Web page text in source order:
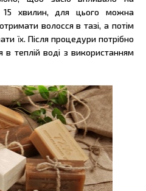
15 хвилин, для цього можна
волосся в тазі, а потім
їх. Після процедури потрібно
в теплій воді з використанням